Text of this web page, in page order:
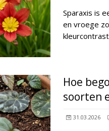
Sparaxis is
en vroege
Hoe
soorten
31.03.2026